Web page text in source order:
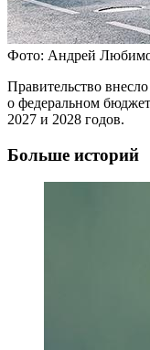
Фото: Андрей
Правительство
о федеральном
2027 и 2028 годов.
Больше историй